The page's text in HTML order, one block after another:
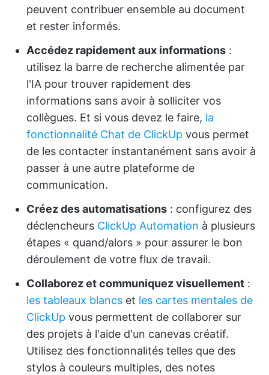
peuvent contribuer ensemble au document
et rester informés.
Accédez rapidement aux informations :
utilisez la barre de recherche alimentée par
l'IA pour trouver rapidement des
informations sans avoir à solliciter vos
collègues. Et si vous devez le faire, la
fonctionnalité Chat de ClickUp vous permet
de les contacter instantanément sans avoir à
passer à une autre plateforme de
communication.
Créez des automatisations : configurez des
déclencheurs ClickUp Automation à plusieurs
étapes « quand/alors » pour assurer le bon
déroulement de votre flux de travail.
Collaborez et communiquez visuellement :
les tableaux blancs et les cartes mentales de
ClickUp vous permettent de collaborer sur
des projets à l'aide d'un canevas créatif.
Utilisez des fonctionnalités telles que des
stylos à couleurs multiples, des notes